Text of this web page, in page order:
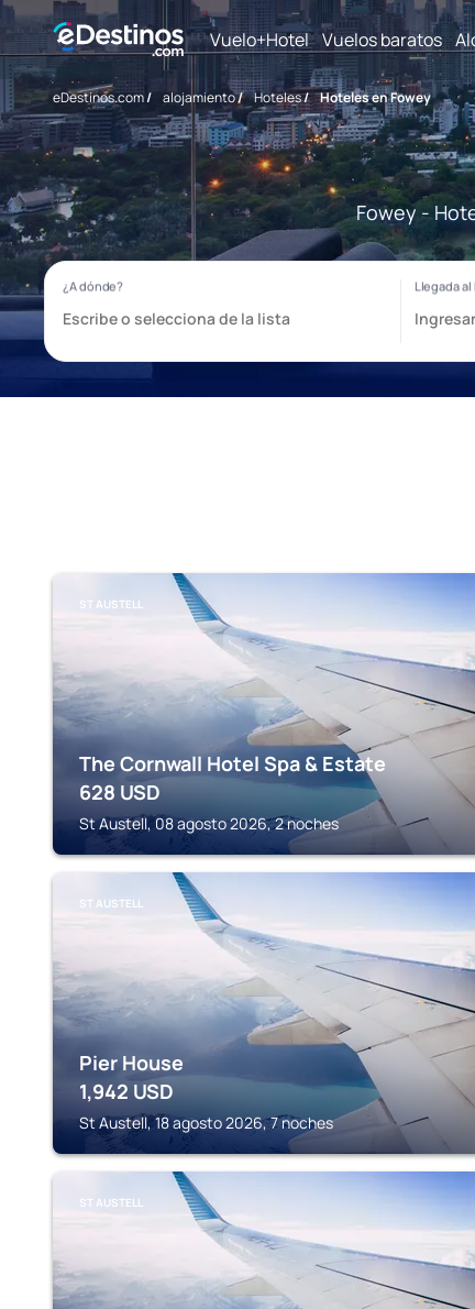
Vuelo+Hotel Vuelos baratos
eDestinos.com/ alojamiento/ Hoteles/ Hoteles en Fowey
Fowey -
ST AUSTELL
The Cornwall Hotel Spa & Estate
628 USD
St Austell, 08 agosto 2026, 2 noches
ST AUSTELL
Pier House
1,942 USD
St Austell, 18 agosto 2026, 7 noches
ST AUSTELL